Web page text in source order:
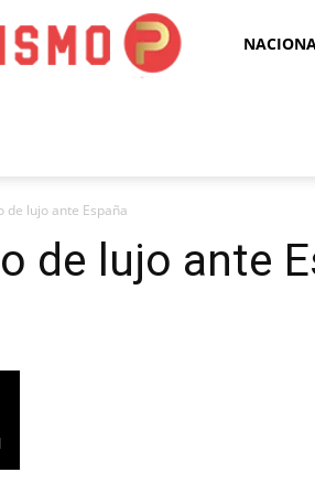
Puro
de lujo ante España
de lujo ante